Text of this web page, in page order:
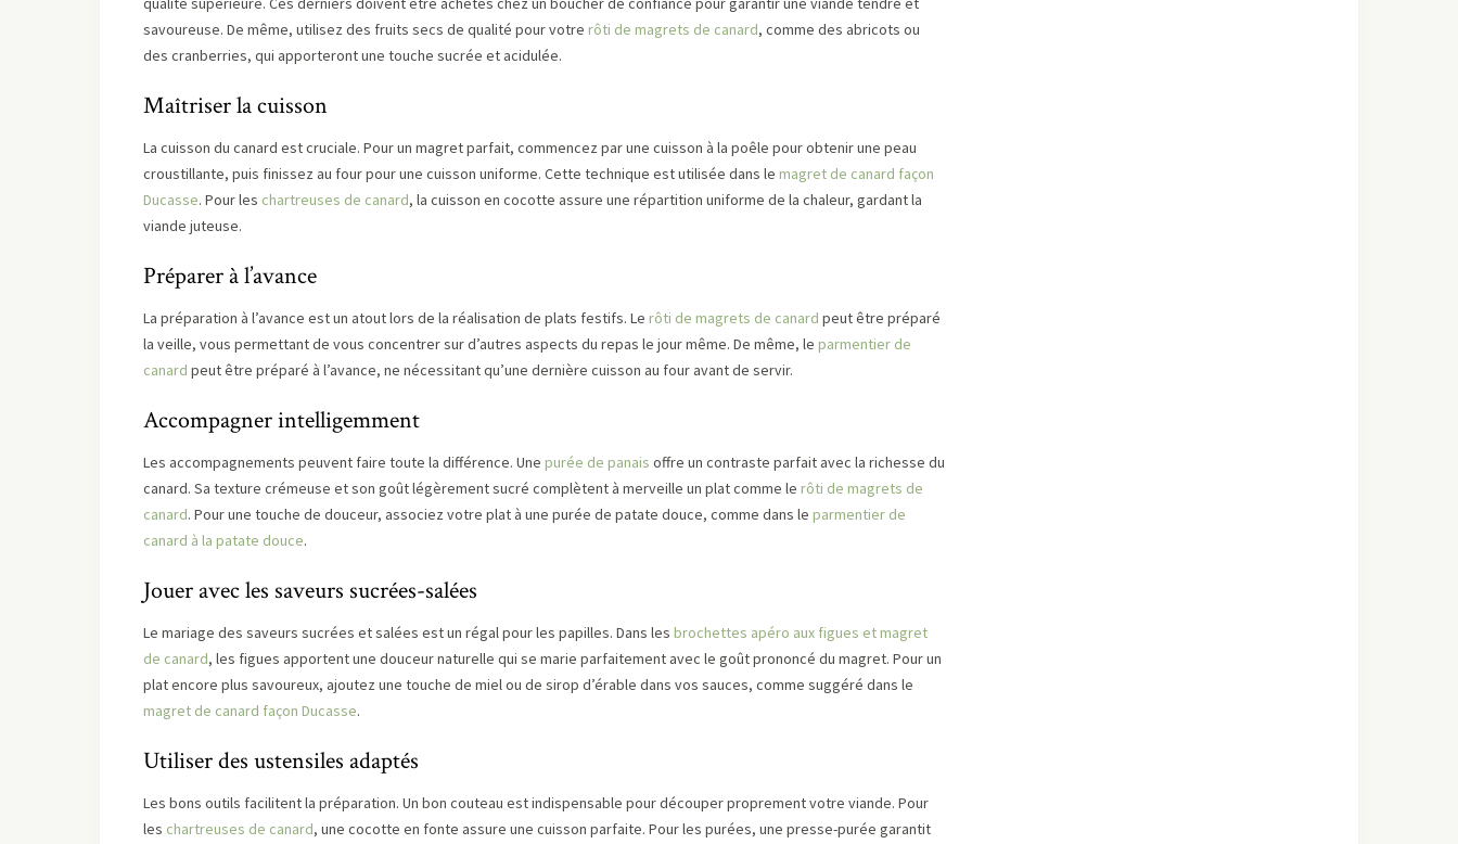
savoureuse. De même, utilisez des fruits secs de qualité pour votre rôti de magrets de canard, comme des abricots ou
des cranberries, qui apporteront une touche sucrée et acidulée.
Maîtriser la cuisson
La cuisson du canard est cruciale. Pour un magret parfait, commencez par une cuisson à la poêle pour obtenir une peau
croustillante, puis finissez au four pour une cuisson uniforme. Cette technique est utilisée dans le magret de canard façon
Ducasse. Pour les chartreuses de canard, la cuisson en cocotte assure une répartition uniforme de la chaleur, gardant la
viande juteuse.
Préparer à l’avance
La préparation à l’avance est un atout lors de la réalisation de plats festifs. Le rôti de magrets de canard peut être préparé
la veille, vous permettant de vous concentrer sur d’autres aspects du repas le jour même. De même, le parmentier de
canard peut être préparé à l’avance, ne nécessitant qu’une dernière cuisson au four avant de servir.
Accompagner intelligemment
Les accompagnements peuvent faire toute la différence. Une purée de panais offre un contraste parfait avec la richesse du
canard. Sa texture crémeuse et son goût légèrement sucré complètent à merveille un plat comme le rôti de magrets de
canard. Pour une touche de douceur, associez votre plat à une purée de patate douce, comme dans le parmentier de
canard à la patate douce.
Jouer avec les saveurs sucrées-salées
Le mariage des saveurs sucrées et salées est un régal pour les papilles. Dans les brochettes apéro aux figues et magret
de canard, les figues apportent une douceur naturelle qui se marie parfaitement avec le goût prononcé du magret. Pour un
plat encore plus savoureux, ajoutez une touche de miel ou de sirop d’érable dans vos sauces, comme suggéré dans le
magret de canard façon Ducasse.
Utiliser des ustensiles adaptés
Les bons outils facilitent la préparation. Un bon couteau est indispensable pour découper proprement votre viande. Pour
les chartreuses de canard, une cocotte en fonte assure une cuisson parfaite. Pour les purées, une presse-purée garantit